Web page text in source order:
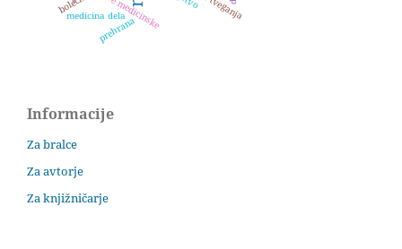
prehrana
medicina dela
Informacije
Za bralce
Za avtorje
Za knjižničarje